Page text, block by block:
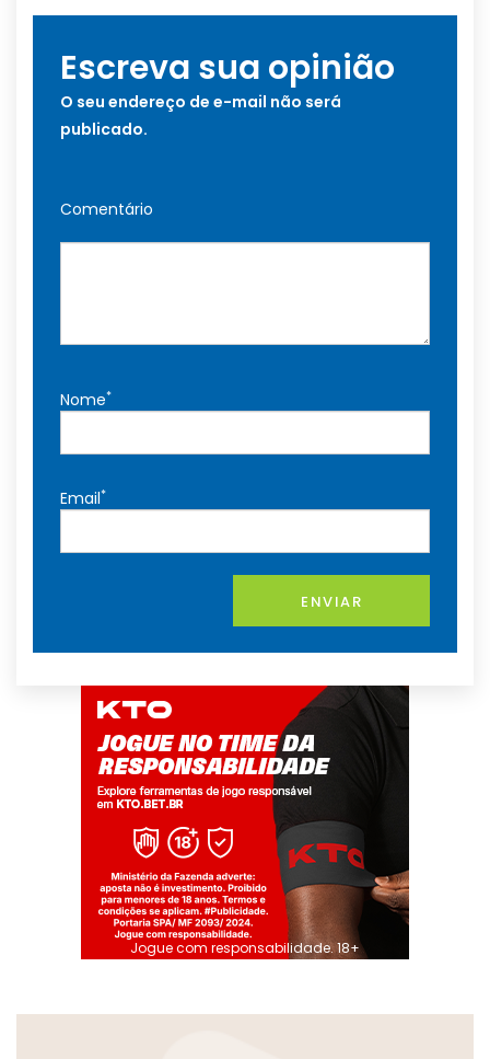
Escreva sua opinião
O seu endereço de e-mail não será
publicado.
Comentário
Nome*
Email*
ENVIAR
Jogue com responsabilidade. 18+